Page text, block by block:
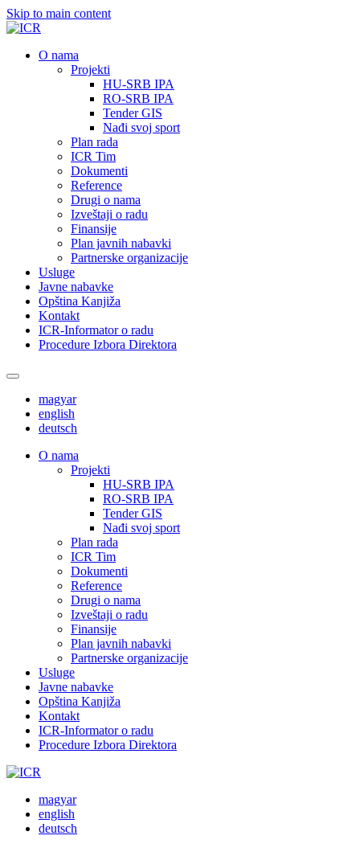
Skip to main content
О nama
Projekti
HU-SRB IPA
RO-SRB IPA
Tender GIS
Nađi svoj sport
Plan rada
ICR Tim
Dokumenti
Reference
Drugi o nama
Izveštaji o radu
Finansije
Plan javnih nabavki
Partnerske organizacije
Usluge
Javne nabavke
Opština Kanjiža
Kontakt
ICR-Informator o radu
Procedure Izbora Direktora
magyar
english
deutsch
О nama
Projekti
HU-SRB IPA
RO-SRB IPA
Tender GIS
Nađi svoj sport
Plan rada
ICR Tim
Dokumenti
Reference
Drugi o nama
Izveštaji o radu
Finansije
Plan javnih nabavki
Partnerske organizacije
Usluge
Javne nabavke
Opština Kanjiža
Kontakt
ICR-Informator o radu
Procedure Izbora Direktora
magyar
english
deutsch